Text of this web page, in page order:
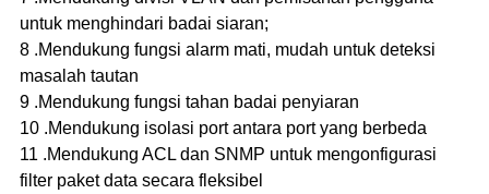
untuk menghindari badai siaran;
8 .Mendukung fungsi alarm mati, mudah untuk deteksi
masalah tautan
9 .Mendukung fungsi tahan badai penyiaran
10 .Mendukung isolasi port antara port yang berbeda
11 .Mendukung ACL dan SNMP untuk mengonfigurasi
filter paket data secara fleksibel